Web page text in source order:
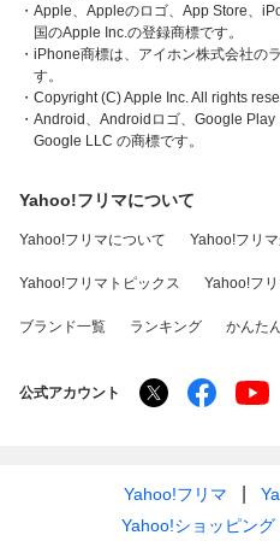
・Apple、Appleのロゴ、App Store、
国のApple Inc.の登録商標です。
・iPhone商標は、アイホン株式会社の
す。
・Copyright (C) Apple Inc. All rights
・Android、Androidロゴ、Google Play
Google LLC の商標です。
Yahoo!フリマについて
Yahoo!フリマについて Yahoo!フリ
Yahoo!フリマトピックス Yahoo!フ
ブランド一覧 ランキング かんた
公式アカウント
Yahoo!フリマ
Yahoo!ショッピング